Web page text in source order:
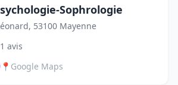
Sophrologie
53100 Mayenne
1 avis
📍 Google Maps